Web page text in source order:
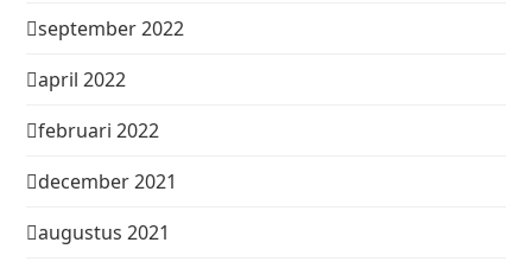
september 2022
april 2022
februari 2022
december 2021
augustus 2021